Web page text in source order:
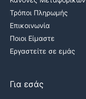
Τρόποι Πληρωμής
Επικοινωνία
Ποιοι Είμαστε
Εργαστείτε σε εμάς
Για εσάς